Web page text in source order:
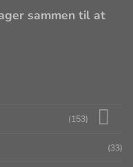
sammen til at
(153)
(33)